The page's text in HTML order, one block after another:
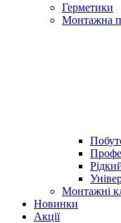
Герметики
Монтажна
Монтажні
Новинки
Акції